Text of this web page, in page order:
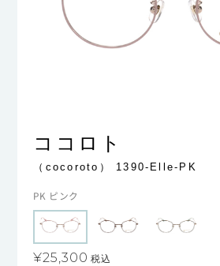
ココロト
（cocoroto） 1390-Elle-PK
PK ピンク
¥25,300 税込